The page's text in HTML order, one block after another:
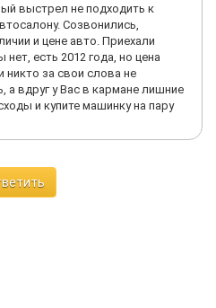
выстрел не подходить к
Созвонились,
и цене авто. Приехали
есть 2012 года, но цена
никто за свои слова не
а вдруг у Вас в кармане лишние
и купите машинку на пару